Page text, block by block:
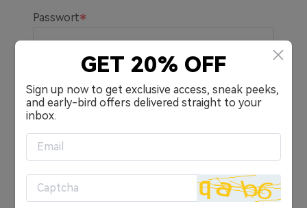
Passwort
An mich erinnern.
Anmelden
ODER
KONTO ERSTELLEN
Anmelden über Google
GET 20% OFF
Sign up now to get exclusive access, sneak peeks,
and early-bird offers delivered straight to your
inbox.